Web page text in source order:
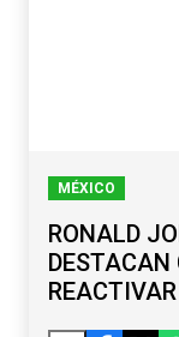
MÉXICO
RONALD
DESTACAN